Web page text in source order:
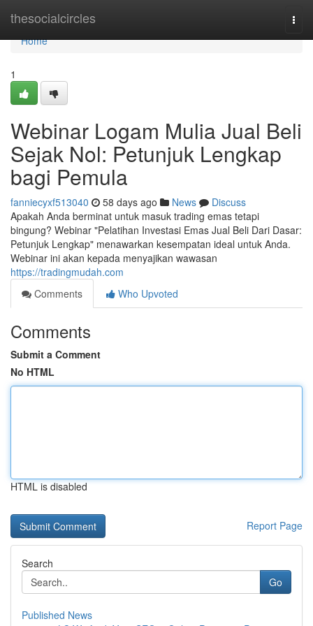
thesocialcircles
Home
Home
1
Webinar Logam Mulia Jual Beli
Sejak Nol: Petunjuk Lengkap
bagi Pemula
fanniecyxf513040 58 days ago News
Discuss
Apakah Anda berminat untuk masuk trading emas tetapi
bingung? Webinar "Pelatihan Investasi Emas Jual Beli Dari Dasar:
Petunjuk Lengkap" menawarkan kesempatan ideal untuk Anda.
Webinar ini akan kepada menyajikan wawasan
https://tradingmudah.com
Comments
Who Upvoted
Comments
Submit a Comment
No HTML
HTML is disabled
Report Page
Search
Go
Published News